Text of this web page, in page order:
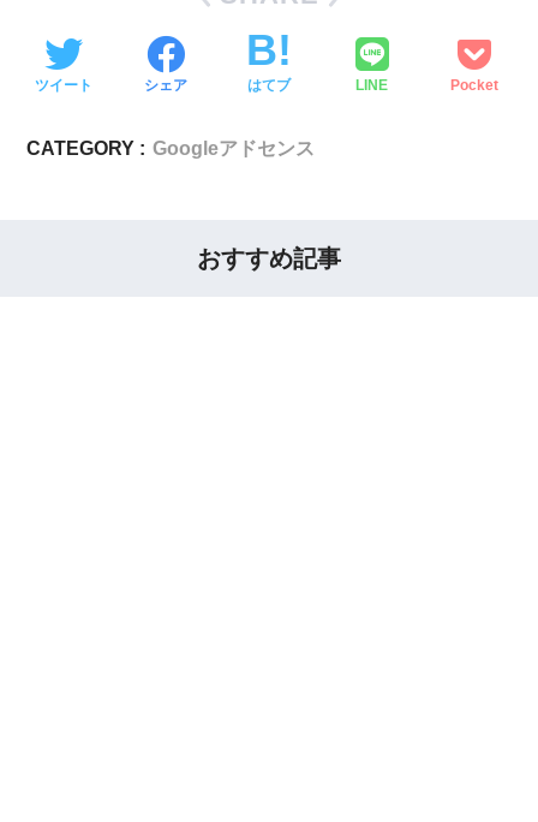
ツイート シェア はてブ LINE Pocket
CATEGORY : Googleアドセンス
おすすめ記事